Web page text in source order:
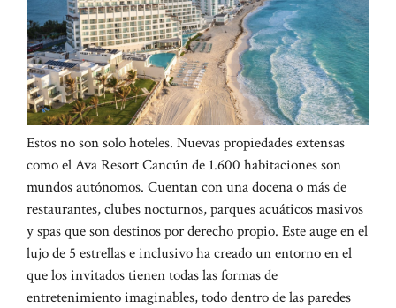
Estos no son solo hoteles. Nuevas propiedades extensas
como el Ava Resort Cancún de 1.600 habitaciones son
mundos autónomos. Cuentan con una docena o más de
restaurantes, clubes nocturnos, parques acuáticos masivos
y spas que son destinos por derecho propio. Este auge en el
lujo de 5 estrellas e inclusivo ha creado un entorno en el
que los invitados tienen todas las formas de
entretenimiento imaginables, todo dentro de las paredes